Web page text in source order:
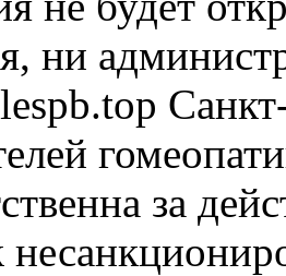
ни
за